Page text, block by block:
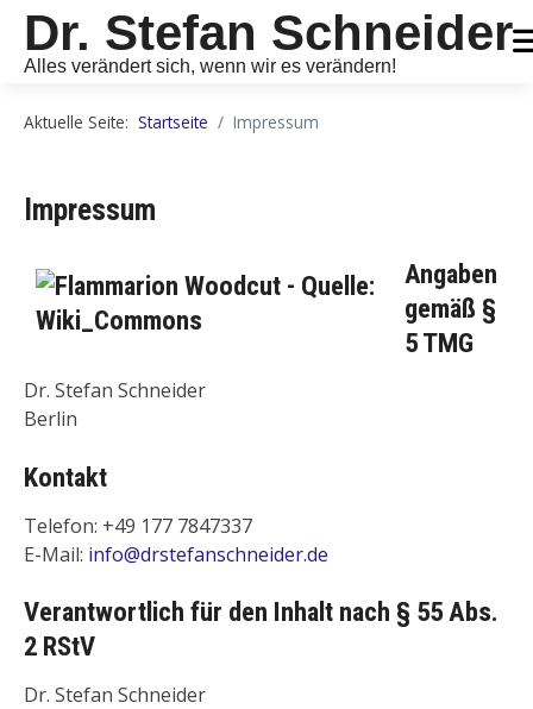
Dr. Stefan Schneider
Alles verändert sich, wenn wir es verändern!
Aktuelle Seite: Startseite Impressum
Impressum
Angaben
gemäß §
5 TMG
Dr. Stefan Schneider
Berlin
Kontakt
Telefon: +49 177 7847337
E-Mail: info@drstefanschneider.de
Verantwortlich für den Inhalt nach § 55 Abs.
2 RStV
Dr. Stefan Schneider